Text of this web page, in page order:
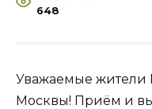
648
Уважаемые жители
Москвы! Приём и